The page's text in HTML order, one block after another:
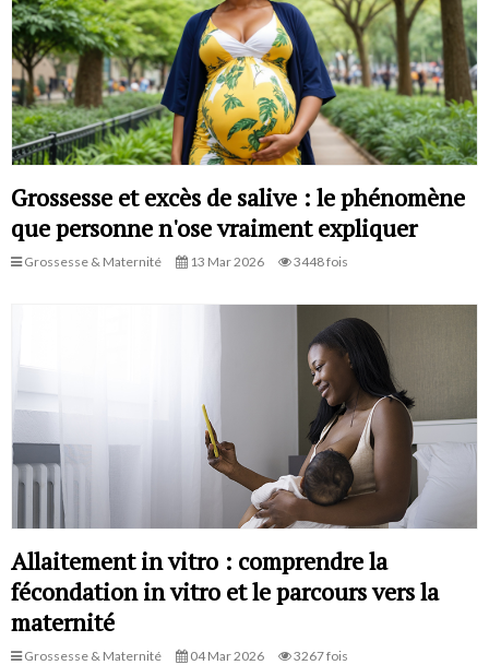
Grossesse et excès de salive : le phénomène
que personne n'ose vraiment expliquer
Grossesse & Maternité 13 Mar 2026 3448 fois
Allaitement in vitro : comprendre la
fécondation in vitro et le parcours vers la
maternité
Grossesse & Maternité 04 Mar 2026 3267 fois